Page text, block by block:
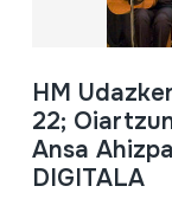
HM
22;
Ansa
DIGITALA